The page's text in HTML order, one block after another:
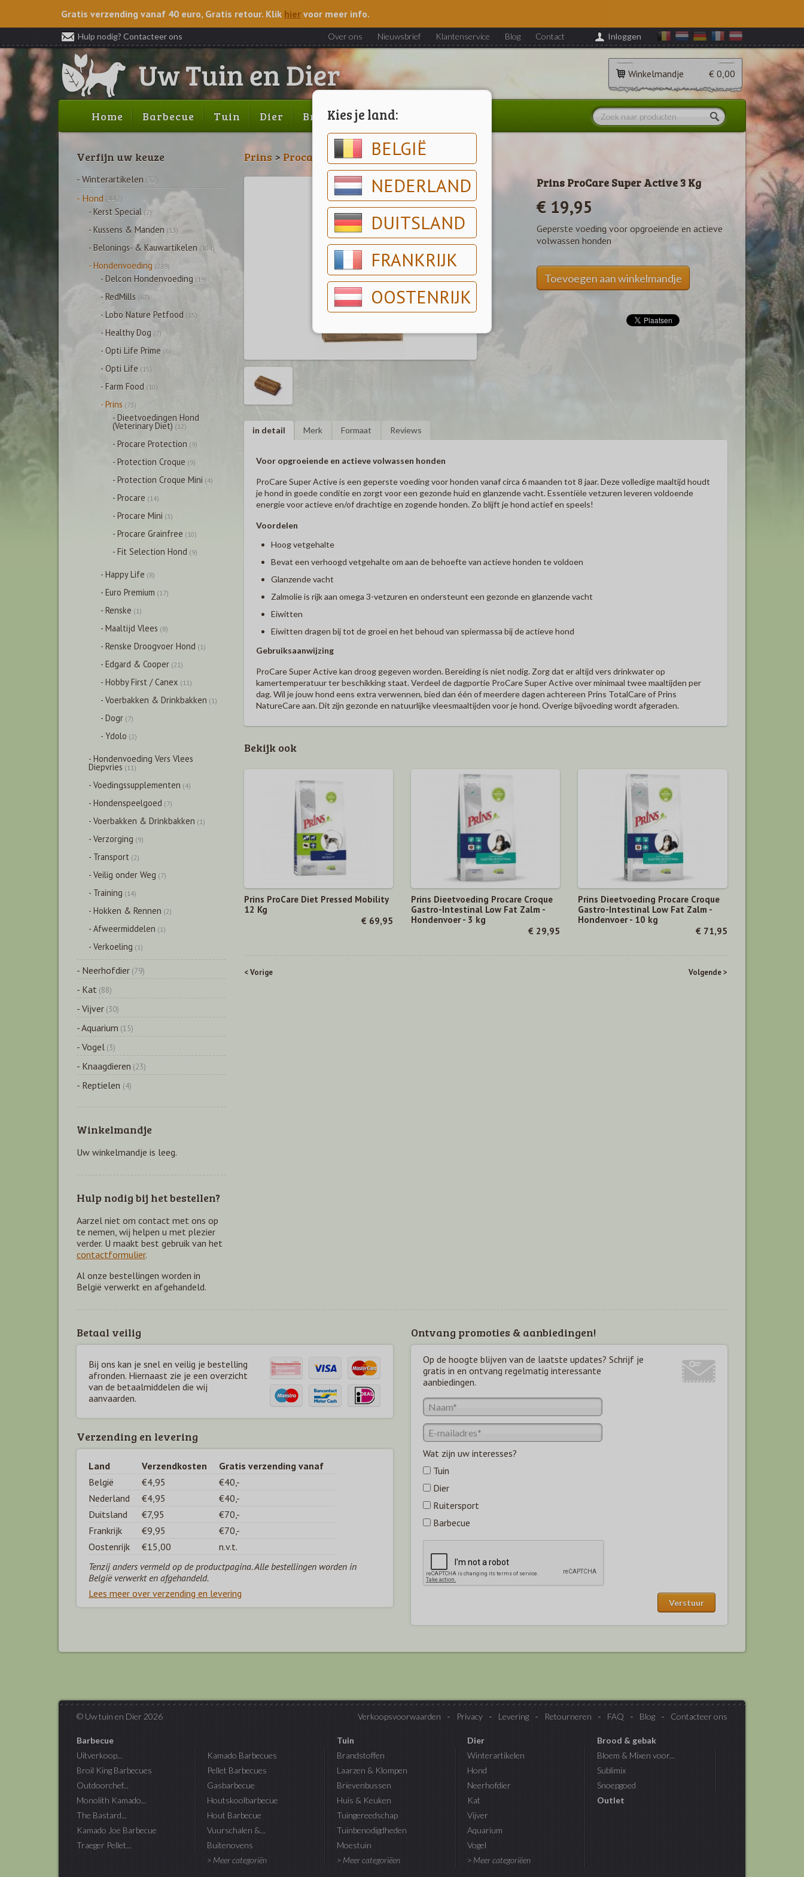
Kies je land:
BELGIË
NEDERLAND
DUITSLAND
FRANKRIJK
OOSTENRIJK
Gratis verzending vanaf 40 euro, Gratis retour. Klik hier voor meer info.
Hulp nodig? Contacteer ons Over ons Nieuwsbrief Klantenservice Blog Contact Inloggen
Winkelmandje € 0,00
Home Barbecue Tuin Dier Brood & gebak
Prins > Procare
Prins ProCare Super Active 3 Kg
€ 19,95
Geperste voeding voor opgroeiende en actieve
volwassen honden
Toevoegen aan winkelmandje
in detail Merk Formaat Reviews
Voor opgroeiende en actieve volwassen honden
ProCare Super Active is een geperste voeding voor honden vanaf circa 6 maanden tot 8 jaar. Deze volledige maaltijd houdt
je hond in goede conditie en zorgt voor een gezonde huid en glanzende vacht. Essentiële vetzuren leveren voldoende
energie voor actieve en/of drachtige en zogende honden. Zo blijft je hond actief en speels!
Voordelen
Hoog vetgehalte
Bevat een verhoogd vetgehalte om aan de behoefte van actieve honden te voldoen
Glanzende vacht
Zalmolie is rijk aan omega 3-vetzuren en ondersteunt een gezonde en glanzende vacht
Eiwitten
Eiwitten dragen bij tot de groei en het behoud van spiermassa bij de actieve hond
Gebruiksaanwijzing
ProCare Super Active kan droog gegeven worden. Bereiding is niet nodig. Zorg dat er altijd vers drinkwater op
kamertemperatuur ter beschikking staat. Verdeel de dagportie ProCare Super Active over minimaal twee maaltijden per
dag. Wil je jouw hond eens extra verwennen, bied dan één of meerdere dagen achtereen Prins TotalCare of Prins
NatureCare aan. Dit zijn gezonde en natuurlijke vleesmaaltijden voor je hond. Overige bijvoeding wordt afgeraden.
Bekijk ook
Prins ProCare Diet Pressed Mobility
12 Kg
€ 69,95
Prins Dieetvoeding Procare Croque
Gastro-Intestinal Low Fat Zalm -
Hondenvoer - 3 kg
€ 29,95
Prins Dieetvoeding Procare Croque
Gastro-Intestinal Low Fat Zalm -
Hondenvoer - 10 kg
€ 71,95
< Vorige Volgende >
Verfijn uw keuze
- Winterartikelen (32)
- Hond (442)
- Kerst Special (2)
- Kussens & Manden (13)
- Belonings- & Kauwartikelen (104)
- Hondenvoeding (289)
- Delcon Hondenvoeding (19)
- RedMills (67)
- Lobo Nature Petfood (15)
- Healthy Dog (7)
- Opti Life Prime (6)
- Opti Life (15)
- Farm Food (10)
- Prins (73)
- Dieetvoedingen Hond
(Veterinary Diet) (12)
- Procare Protection (9)
- Protection Croque (9)
- Protection Croque Mini (4)
- Procare (14)
- Procare Mini (3)
- Procare Grainfree (10)
- Fit Selection Hond (9)
- Happy Life (8)
- Euro Premium (17)
- Renske (1)
- Maaltijd Vlees (8)
- Renske Droogvoer Hond (1)
- Edgard & Cooper (21)
- Hobby First / Canex (11)
- Voerbakken & Drinkbakken (1)
- Dogr (7)
- Ydolo (2)
- Hondenvoeding Vers Vlees
Diepvries (11)
- Voedingssupplementen (4)
- Hondenspeelgoed (7)
- Voerbakken & Drinkbakken (1)
- Verzorging (9)
- Transport (2)
- Veilig onder Weg (7)
- Training (14)
- Hokken & Rennen (2)
- Afweermiddelen (1)
- Verkoeling (1)
- Neerhofdier (79)
- Kat (88)
- Vijver (30)
- Aquarium (15)
- Vogel (3)
- Knaagdieren (23)
- Reptielen (4)
Winkelmandje
Uw winkelmandje is leeg.
Hulp nodig bij het bestellen?
Aarzel niet om contact met ons op
te nemen, wij helpen u met plezier
verder. U maakt best gebruik van het
contactformulier.
Al onze bestellingen worden in
België verwerkt en afgehandeld.
Betaal veilig
Bij ons kan je snel en veilig je bestelling
afronden. Hiernaast zie je een overzicht
van de betaalmiddelen die wij
aanvaarden.
Ontvang promoties & aanbiedingen!
Op de hoogte blijven van de laatste updates? Schrijf je
gratis in en ontvang regelmatig interessante
aanbiedingen.
Wat zijn uw interesses?
Tuin
Dier
Ruitersport
Barbecue
Verzending en levering
Land Verzendkosten
Gratis verzending vanaf
België
€4,95
€40,-
Nederland
€4,95
€40,-
Duitsland
€7,95
€70,-
Frankrijk
€9,95
€70,-
Oostenrijk
€15,00
n.v.t.
Tenzij anders vermeld op de productpagina. Alle bestellingen worden in
België verwerkt en afgehandeld.
Lees meer over verzending en levering
© Uw tuin en Dier 2026 Verkoopsvoorwaarden Privacy Levering Retourneren FAQ Blog Contacteer ons
Barbecue
Uitverkoop...
Broil King Barbecues
Outdoorchef...
Monolith Kamado...
The Bastard...
Kamado Joe Barbecue
Traeger Pellet...
Kamado Barbecues
Pellet Barbecues
Gasbarbecue
Houtskoolbarbecue
Hout Barbecue
Vuurschalen &...
Buitenovens
> Meer categoriën
Tuin
Brandstoffen
Laarzen & Klompen
Brievenbussen
Huis & Keuken
Tuingereedschap
Tuinbenodigdheden
Moestuin
> Meer categoriëen
Dier
Winterartikelen
Hond
Neerhofdier
Kat
Vijver
Aquarium
Vogel
> Meer categoriëen
Brood & gebak
Bloem & Mixen voor...
Sublimix
Snoepgoed
Outlet